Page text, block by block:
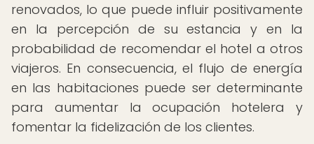
renovados, lo que puede influir positivamente
en la percepción de su estancia y en la
probabilidad de recomendar el hotel a otros
viajeros. En consecuencia, el flujo de energía
en las habitaciones puede ser determinante
para aumentar la ocupación hotelera y
fomentar la fidelización de los clientes.